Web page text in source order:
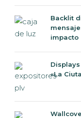
Backlit
impacto
«La